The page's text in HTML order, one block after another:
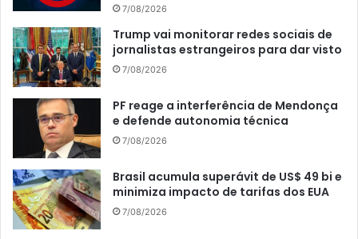
7/08/2026
Trump vai monitorar redes sociais de
jornalistas estrangeiros para dar visto
7/08/2026
PF reage a interferência de Mendonça
e defende autonomia técnica
7/08/2026
Brasil acumula superávit de US$ 49 bi e
minimiza impacto de tarifas dos EUA
7/08/2026